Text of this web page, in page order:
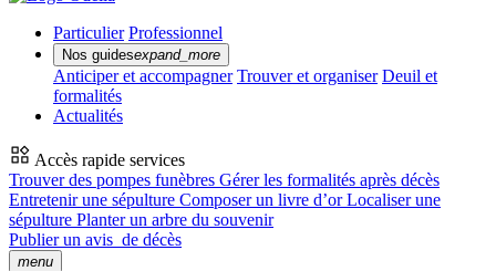
Particulier Professionnel
Nos guidesexpand_more
Anticiper et accompagner Trouver et organiser Deuil et
formalités
Actualités
Accès rapide services
Trouver des pompes funèbres Gérer les formalités après décès
Entretenir une sépulture Composer un livre d’orLocaliser une
sépulture Planter un arbre du souvenir
Publier un avis de décès
menu